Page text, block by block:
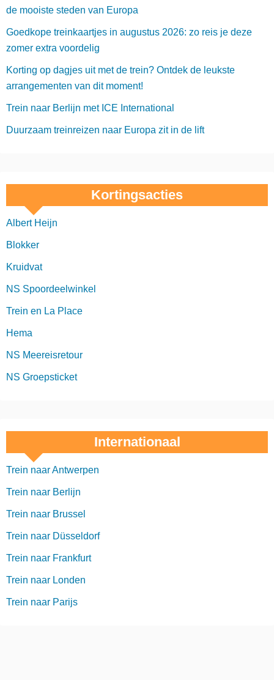
de mooiste steden van Europa
Goedkope treinkaartjes in augustus 2026: zo reis je deze
zomer extra voordelig
Korting op dagjes uit met de trein? Ontdek de leukste
arrangementen van dit moment!
Trein naar Berlijn met ICE International
Duurzaam treinreizen naar Europa zit in de lift
Kortingsacties
Albert Heijn
Blokker
Kruidvat
NS Spoordeelwinkel
Trein en La Place
Hema
NS Meereisretour
NS Groepsticket
Internationaal
Trein naar Antwerpen
Trein naar Berlijn
Trein naar Brussel
Trein naar Düsseldorf
Trein naar Frankfurt
Trein naar Londen
Trein naar Parijs